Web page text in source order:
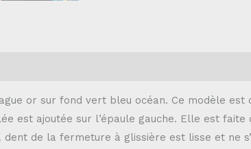
or sur fond vert bleu océan. Ce modèle est
est ajoutée sur l’épaule gauche. Elle est faite
de la fermeture à glissière est lisse et ne